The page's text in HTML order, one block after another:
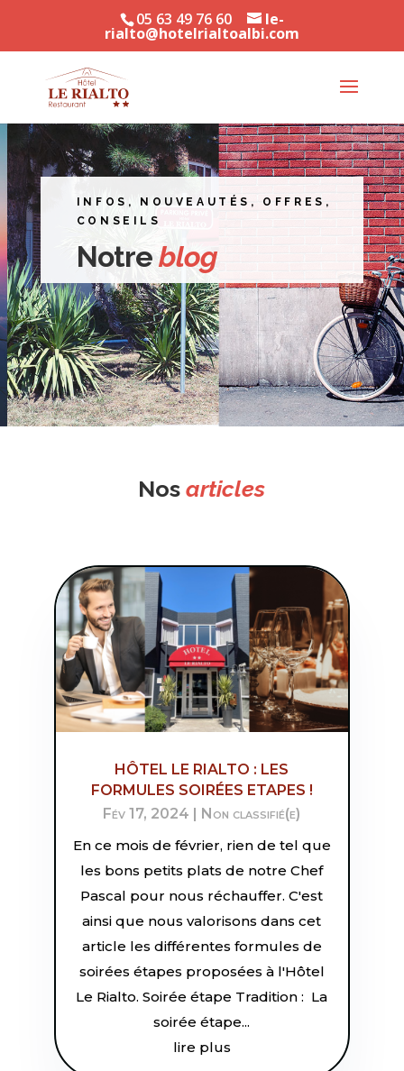
05 63 49 76 60 le-
rialto@hotelrialtoalbi.com
INFOS, NOUVEAUTÉS, OFFRES,
CONSEILS
Notreblog
Nosarticles
HÔTEL LE RIALTO : LES
FORMULES SOIRÉES ETAPES !
Fév 17, 2024
Non classifié(e)
En ce mois de février, rien de tel que
les bons petits plats de notre Chef
Pascal pour nous réchauffer. C'est
ainsi que nous valorisons dans cet
article les différentes formules de
soirées étapes proposées à l'Hôtel
Le Rialto. Soirée étape Tradition : La
soirée étape...
lire plus